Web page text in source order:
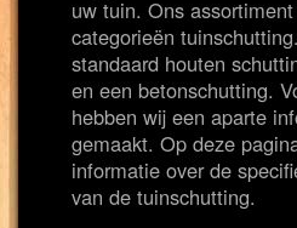
uw tuin. Ons
categorieën
standaard houten
en een betonschutting.
hebben wij een aparte
gemaakt. Op deze
informatie over de
van de tuinschutting.